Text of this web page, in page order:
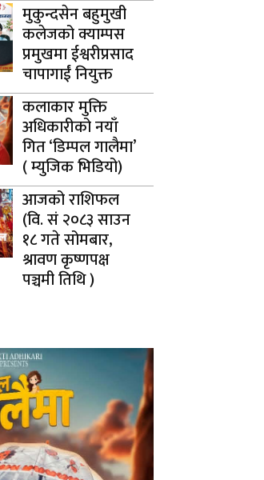
मुकुन्दसेन बहुमुखी
कलेजको क्याम्पस
प्रमुखमा ईश्वरीप्रसाद
चापागाईं नियुक्त
कलाकार मुक्ति
अधिकारीको नयाँ
गित ‘डिम्पल गालैमा’
( म्युजिक भिडियो)
आजको राशिफल
(वि. सं २०८३ साउन
१८ गते सोमबार,
श्रावण कृष्णपक्ष
पञ्चमी तिथि )